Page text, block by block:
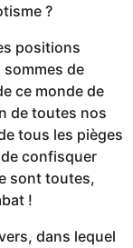
?
positions
de
ce monde de
de toutes nos
tous les pièges
confisquer
sont toutes,
!
dans lequel